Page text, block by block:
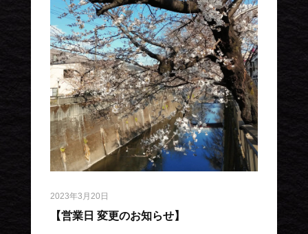
2023年3月20日
【営業日 変更のお知らせ】